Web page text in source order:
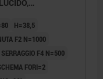
H=38,5
F2 N=1000
F4 N=500
FORI=2